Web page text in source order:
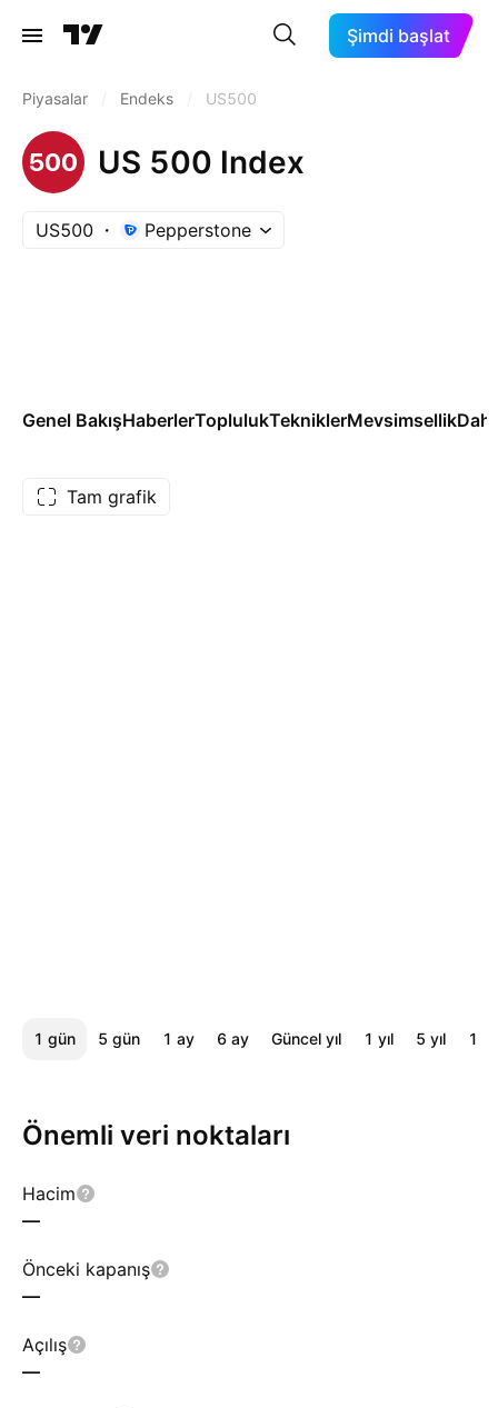
Şimdi başlat
Piyasalar Endeks US500
US 500 Index
US500 Pepperstone
Genel BakışHaberlerToplulukTekniklerMevsimsellik
Tam grafik
1 gün 5 gün 1 ay 6 ay Güncel yıl 1 yıl 5 yıl 10
Önemli veri noktaları
Hacim
—
Önceki kapanış
—
Açılış
—